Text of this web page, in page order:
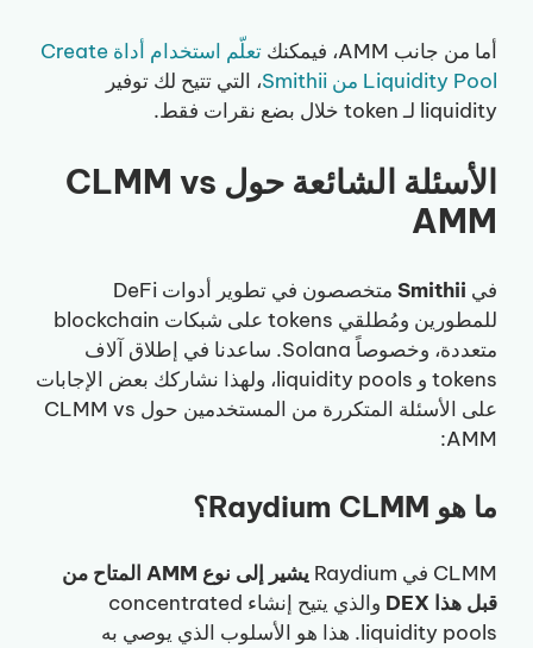
أما من جانب AMM، فيمكنك
تعلّم استخدام أداة Create
Liquidity Pool من Smithii
، التي تتيح لك توفير
liquidity لـ token خلال بضع نقرات فقط.
الأسئلة الشائعة حول CLMM vs
AMM
في Smithii
متخصصون في تطوير أدوات DeFi
للمطورين ومُطلقي tokens على شبكات blockchain
متعددة، وخصوصاً Solana. ساعدنا في إطلاق آلاف
tokens و liquidity pools، ولهذا نشاركك بعض الإجابات
على الأسئلة المتكررة من المستخدمين حول CLMM vs
AMM:
ما هو Raydium CLMM؟
CLMM في Raydium
يشير إلى نوع AMM المتاح من
قبل هذا DEX
والذي يتيح إنشاء concentrated
liquidity pools. هذا هو الأسلوب الذي يوصي به